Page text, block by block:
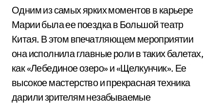
Одним из самых ярких моментов в карьере
Марии была ее поездка в Большой театр
Китая. В этом впечатляющем мероприятии
она исполнила главные роли в таких балетах,
как «Лебединое озеро» и «Щелкунчик». Ее
высокое мастерство и прекрасная техника
дарили зрителям незабываемые